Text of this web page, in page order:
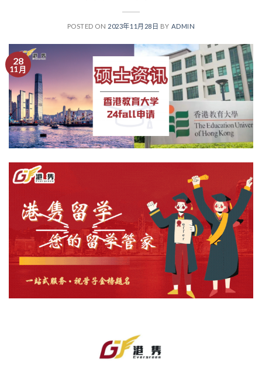
POSTED ON 2023年11月28日 BY ADMIN
28
11 月